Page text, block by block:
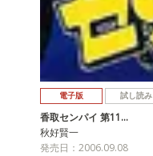
電子版 試し読み
香取センパイ 第11…
秋好賢一
発売日：2006.09.08